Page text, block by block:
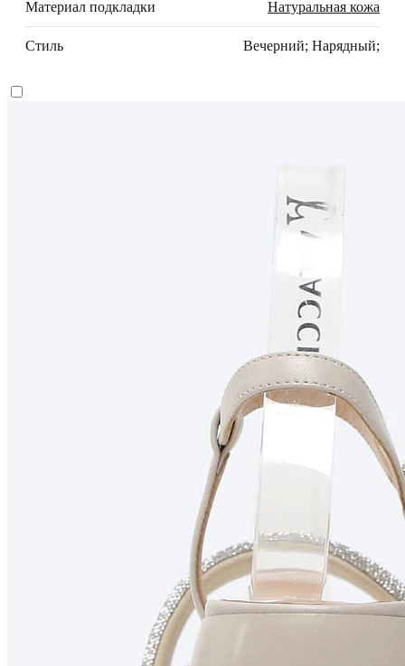
Материал подкладки Натуральная кожа
Стиль Вечерний; Нарядный;